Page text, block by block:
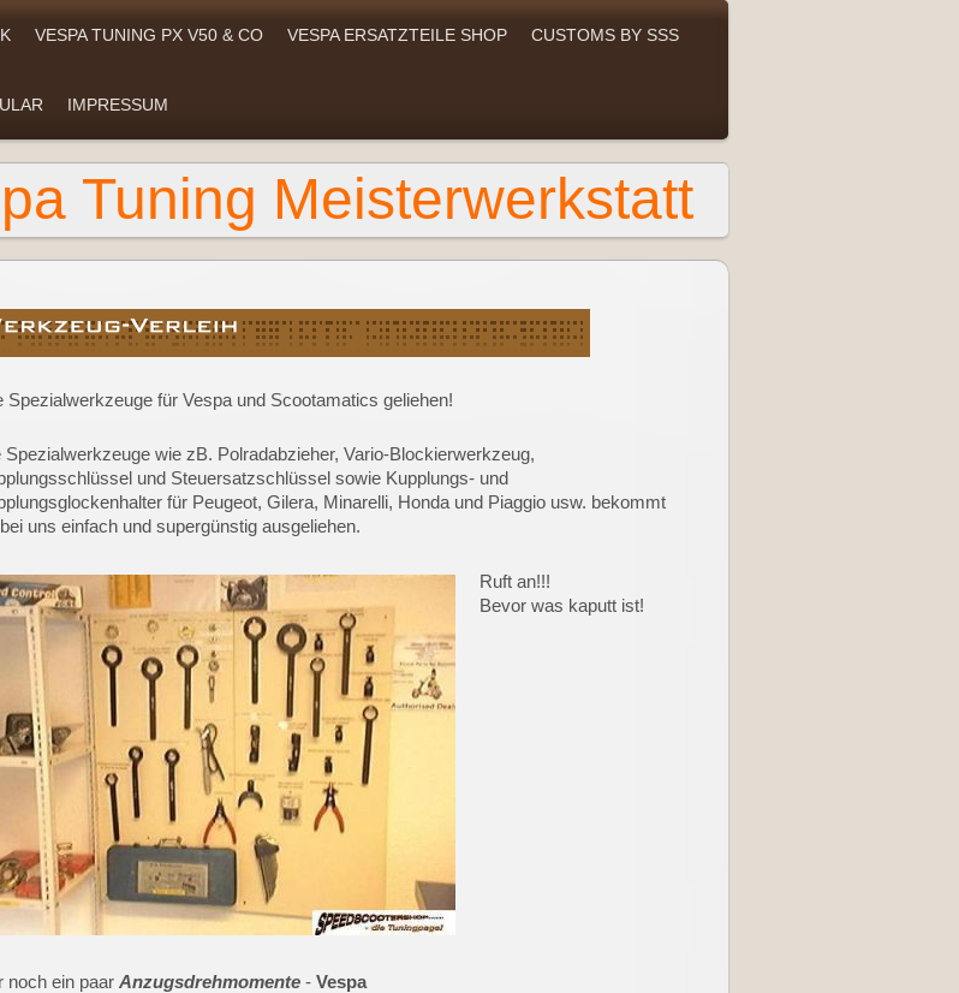
VESPA TUNING PX V50 & CO VESPA ERSATZTEILE SHOP CUSTOMS BY SSS
IMPRESSUM
Tuning Meisterwerkstatt
Spezialwerkzeuge für Vespa und Scootamatics geliehen!
Spezialwerkzeuge wie zB. Polradabzieher, Vario-Blockierwerkzeug,
und Steuersatzschlüssel sowie Kupplungs- und
für Peugeot, Gilera, Minarelli, Honda und Piaggio usw. bekommt
uns einfach und supergünstig ausgeliehen.
Ruft an!!!
Bevor was kaputt ist!
noch ein paar Anzugsdrehmomente - Vespa